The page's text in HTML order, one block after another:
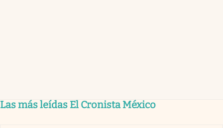
Las más leídas El Cronista México